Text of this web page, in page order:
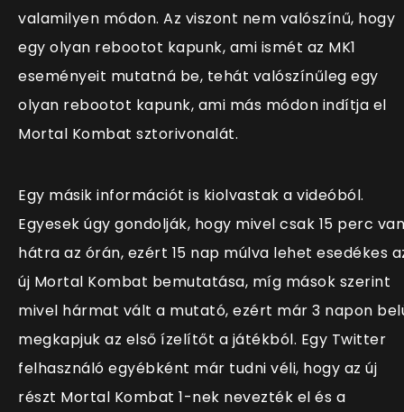
valamilyen módon. Az viszont nem valószínű, hogy
egy olyan rebootot kapunk, ami ismét az MK1
eseményeit mutatná be, tehát valószínűleg egy
olyan rebootot kapunk, ami más módon indítja el
Mortal Kombat sztorivonalát.
Egy másik információt is kiolvastak a videóból.
Egyesek úgy gondolják, hogy mivel csak 15 perc van
hátra az órán, ezért 15 nap múlva lehet esedékes
új Mortal Kombat bemutatása, míg mások szerint
mivel hármat vált a mutató, ezért már 3 napon
megkapjuk az első ízelítőt a játékból. Egy Twitter
felhasználó egyébként már tudni véli, hogy az új
részt Mortal Kombat 1-nek nevezték el és a